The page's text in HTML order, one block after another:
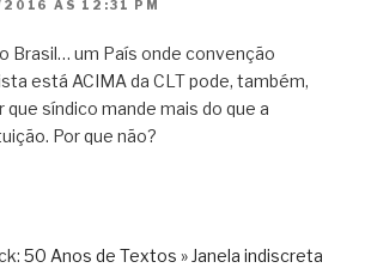
ÀS 12:31 PM
Brasil… um País onde convenção
está ACIMA da CLT pode, também,
que síndico mande mais do que a
Por que não?
50 Anos de Textos » Janela indiscreta